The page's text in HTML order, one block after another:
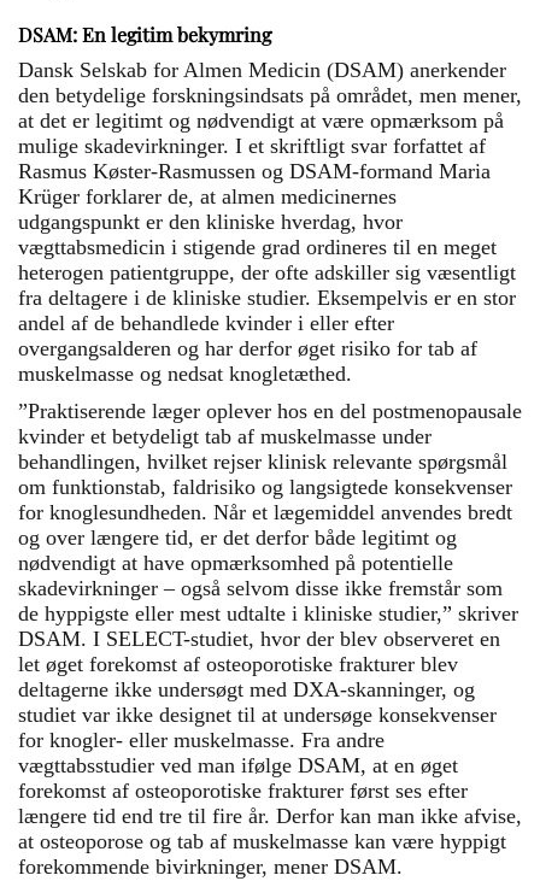
DSAM: En legitim bekymring
Dansk Selskab for Almen Medicin (DSAM) anerkender
den betydelige forskningsindsats på området, men mener,
at det er legitimt og nødvendigt at være opmærksom på
mulige skadevirkninger. I et skriftligt svar forfattet af
Rasmus Køster-Rasmussen og DSAM-formand Maria
Krüger forklarer de, at almen medicinernes
udgangspunkt er den kliniske hverdag, hvor
vægttabsmedicin i stigende grad ordineres til en meget
heterogen patientgruppe, der ofte adskiller sig væsentligt
fra deltagere i de kliniske studier. Eksempelvis er en stor
andel af de behandlede kvinder i eller efter
overgangsalderen og har derfor øget risiko for tab af
muskelmasse og nedsat knogletæthed.
”Praktiserende læger oplever hos en del postmenopausale
kvinder et betydeligt tab af muskelmasse under
behandlingen, hvilket rejser klinisk relevante spørgsmål
om funktionstab, faldrisiko og langsigtede konsekvenser
for knoglesundheden. Når et lægemiddel anvendes bredt
og over længere tid, er det derfor både legitimt og
nødvendigt at have opmærksomhed på potentielle
skadevirkninger – også selvom disse ikke fremstår som
de hyppigste eller mest udtalte i kliniske studier,” skriver
DSAM. I SELECT-studiet, hvor der blev observeret en
let øget forekomst af osteoporotiske frakturer blev
deltagerne ikke undersøgt med DXA-skanninger, og
studiet var ikke designet til at undersøge konsekvenser
for knogler- eller muskelmasse. Fra andre
vægttabsstudier ved man ifølge DSAM, at en øget
forekomst af osteoporotiske frakturer først ses efter
længere tid end tre til fire år. Derfor kan man ikke afvise,
at osteoporose og tab af muskelmasse kan være hyppigt
forekommende bivirkninger, mener DSAM.